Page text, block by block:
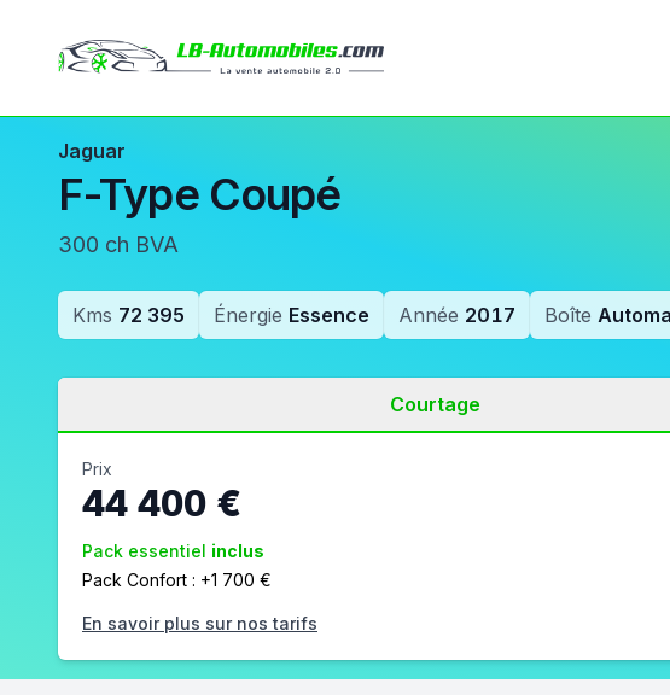
Jaguar
F-Type Coupé
300 ch BVA
Kms 72 395 Énergie Essence Année 2017 Boîte
Courtage
Prix
44 400 €
Pack essentiel inclus
Pack Confort : +1 700 €
En savoir plus sur nos tarifs